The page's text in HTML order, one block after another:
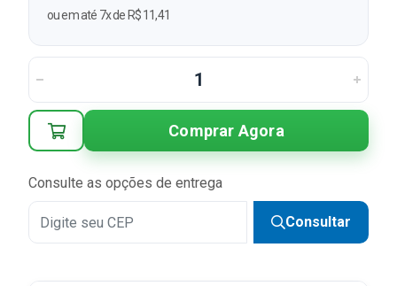
ou em até 7x de R$ 11,41
Comprar Agora
Consulte as opções de entrega
Consultar